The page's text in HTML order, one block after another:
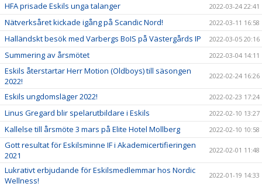
HFA prisade Eskils unga talanger 2022-03-24 22:41
Nätverksåret kickade igång på Scandic Nord! 2022-03-11 16:58
Halländskt besök med Varbergs BoIS på Västergårds IP 2022-03-05 20:16
Summering av årsmötet 2022-03-04 14:11
Eskils återstartar Herr Motion (Oldboys) till säsongen
2022!
2022-02-24 16:26
Eskils ungdomsläger 2022! 2022-02-23 17:24
Linus Gregard blir spelarutbildare i Eskils 2022-02-10 13:27
Kallelse till årsmöte 3 mars på Elite Hotel Mollberg 2022-02-10 10:58
Gott resultat för Eskilsminne IF i Akademicertifieringen
2021
2022-02-01 11:48
Lukrativt erbjudande för Eskilsmedlemmar hos Nordic
Wellness!
2022-01-19 14:33